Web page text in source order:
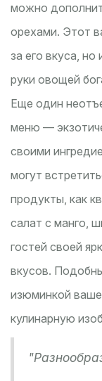
можно
орехами. Этот
за его вкуса,
руки овощей
Еще один
меню —
своими
могут
продукты, как
салат с манго,
гостей своей
вкусов.
изюминкой
кулинарную